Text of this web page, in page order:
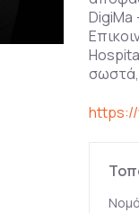
DigiMa
σωστά,